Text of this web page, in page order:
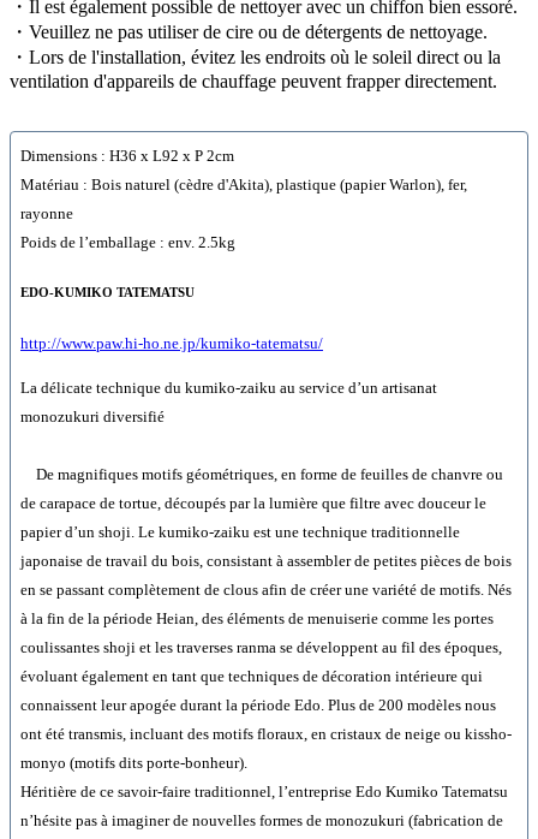
・Il est également possible de nettoyer avec un chiffon bien essoré.
・Veuillez ne pas utiliser de cire ou de détergents de nettoyage.
・Lors de l'installation, évitez les endroits où le soleil direct ou la
ventilation d'appareils de chauffage peuvent frapper directement.
Dimensions : H36 x L92 x P 2cm
Matériau : Bois naturel (cèdre d'Akita), plastique (papier Warlon), fer,
rayonne
Poids de l’emballage : env. 2.5kg
EDO-KUMIKO TATEMATSU
http://www.paw.hi-ho.ne.jp/kumiko-tatematsu/
La délicate technique du kumiko-zaiku au service d’un artisanat
monozukuri diversifié
De magnifiques motifs géométriques, en forme de feuilles de chanvre ou
de carapace de tortue, découpés par la lumière que filtre avec douceur le
papier d’un shoji. Le kumiko-zaiku est une technique traditionnelle
japonaise de travail du bois, consistant à assembler de petites pièces de bois
en se passant complètement de clous afin de créer une variété de motifs. Nés
à la fin de la période Heian, des éléments de menuiserie comme les portes
coulissantes shoji et les traverses ranma se développent au fil des époques,
évoluant également en tant que techniques de décoration intérieure qui
connaissent leur apogée durant la période Edo. Plus de 200 modèles nous
ont été transmis, incluant des motifs floraux, en cristaux de neige ou kissho-
monyo (motifs dits porte-bonheur).
Héritière de ce savoir-faire traditionnel, l’entreprise Edo Kumiko Tatematsu
n’hésite pas à imaginer de nouvelles formes de monozukuri (fabrication de